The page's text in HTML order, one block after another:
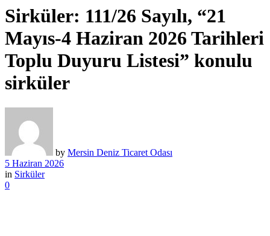
Sirküler: 111/26 Sayılı, “21
Mayıs-4 Haziran 2026 Tarihleri
Toplu Duyuru Listesi” konulu
sirküler
by Mersin Deniz Ticaret Odası
5 Haziran 2026
in Sirküler
0